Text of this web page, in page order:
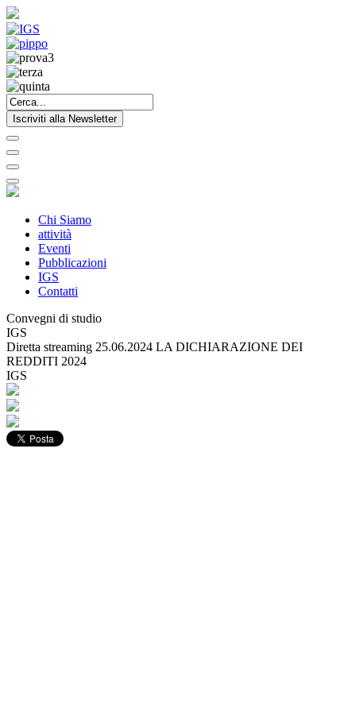
Iscriviti alla Newsletter
Chi Siamo
attività
Eventi
Pubblicazioni
IGS
Contatti
Convegni di studio
IGS
Diretta streaming 25.06.2024 LA DICHIARAZIONE DEI
REDDITI 2024
IGS